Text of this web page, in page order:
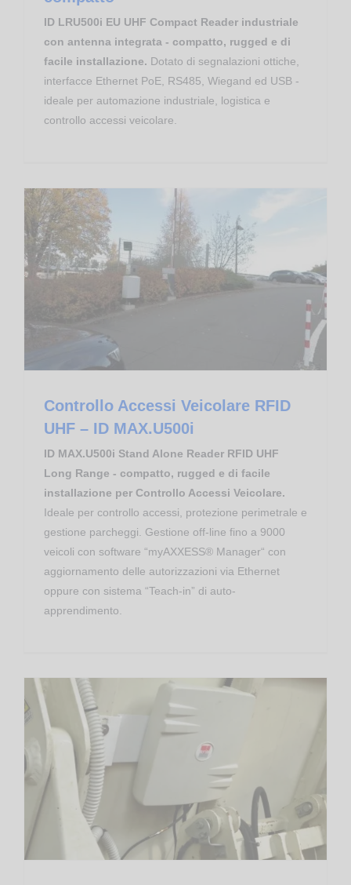
ID LRU500i EU UHF Compact Reader industriale
con antenna integrata - compatto, rugged e di
facile installazione. Dotato di segnalazioni ottiche,
interfacce Ethernet PoE, RS485, Wiegand ed USB -
ideale per automazione industriale, logistica e
controllo accessi veicolare.
Controllo Accessi Veicolare RFID
UHF – ID MAX.U500i
ID MAX.U500i Stand Alone Reader RFID UHF
Long Range - compatto, rugged e di facile
installazione per Controllo Accessi Veicolare.
Ideale per controllo accessi, protezione perimetrale e
gestione parcheggi. Gestione off-line fino a 9000
veicoli con software “myAXXESS® Manager“ con
aggiornamento delle autorizzazioni via Ethernet
oppure con sistema “Teach-in” di auto-
apprendimento.